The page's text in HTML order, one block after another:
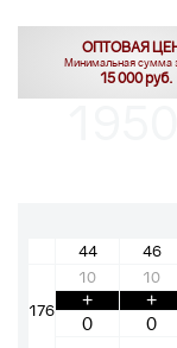
ОПТОВАЯ
Минимальная сумма
15 000 руб.
44 46
176
10
+
10
+